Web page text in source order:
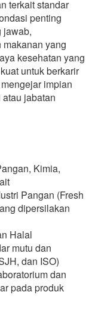
terkait standar
penting
jawab,
yang
kesehatan yang
untuk berkarir
impian
jabatan
Kimia,
Pangan (Fresh
dipersilakan
Halal
mutu dan
dan ISO)
dan
pada produk